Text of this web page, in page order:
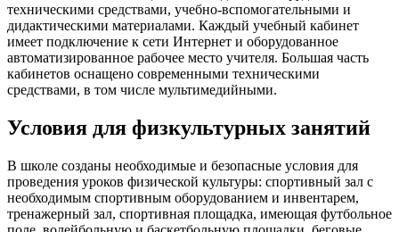
техническими средствами, учебно-вспомогательными и
дидактическими материалами. Каждый учебный кабинет
имеет подключение к сети Интернет и оборудованное
автоматизированное рабочее место учителя. Большая часть
кабинетов оснащено современными техническими
средствами, в том числе мультимедийными.
Условия для физкультурных занятий
В школе созданы необходимые и безопасные условия для
проведения уроков физической культуры: спортивный зал с
необходимым спортивным оборудованием и инвентарем,
тренажерный зал, спортивная площадка, имеющая футбольное